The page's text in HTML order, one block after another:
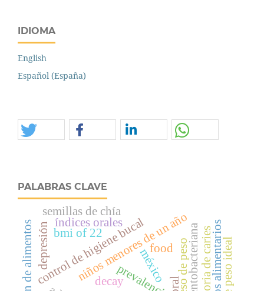
IDIOMA
English
Español (España)
PALABRAS CLAVE
prevalenciaexceso de peso
niños menores de un año
control de higiene bucal historia de caries
índices orales hábitos alimentarios
decay
semillas de chía
patrón de alimentosdepresión bmi of 22
méxicofood